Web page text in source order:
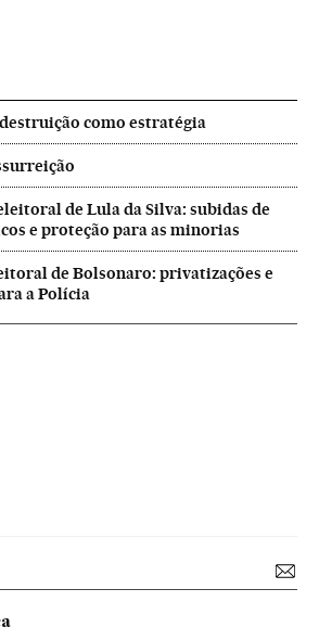
como estratégia
de Lula da Silva: subidas de
e proteção para as minorias
de Bolsonaro: privatizações e
a Polícia